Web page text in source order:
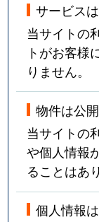
サービス
当サイトの
トがお客様
りません。
物件は公
当サイトの
や個人情報
ることはあ
個人情報